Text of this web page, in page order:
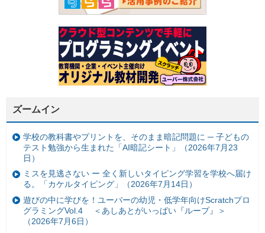
ズームイン
学校の教科書やプリントを、そのまま暗記問題に ─ 子どもの
テスト勉強から生まれた「AI暗記シート」（2026年7月23
日）
ミスを見逃さない ー 全く新しいタイピング学習を学校へ届け
る。「カケルタイピング」（2026年7月14日）
遊びの中に学びを！ユーバーの幼児・低学年向けScratchプロ
グラミングVol.4 ＜あしあとがいっぱい『ループ』＞
（2026年7月6日）